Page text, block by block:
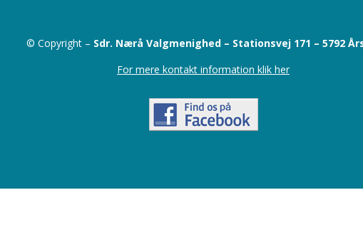
© Copyright – Sdr. Nærå Valgmenighed – Stationsvej 171 – 5792
For mere kontakt information klik her